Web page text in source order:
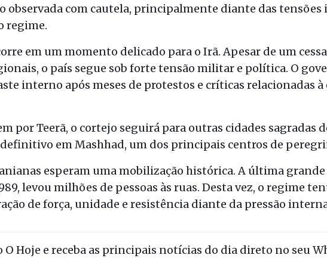
observada com cautela, principalmente diante das tensões
regime.
em um momento delicado para o Irã. Apesar de um
o país segue sob forte tensão militar e política. O
interno após meses de protestos e críticas relacionadas à
por Teerã, o cortejo seguirá para outras cidades sagradas
em Mashhad, um dos principais centros de
esperam uma mobilização histórica. A última
levou milhões de pessoas às ruas. Desta vez, o regime
de força, unidade e resistência diante da pressão
O Hoje e receba as principais notícias do dia direto no seu